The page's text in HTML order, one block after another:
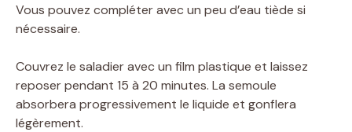
Vous pouvez compléter avec un peu d’eau tiède si
nécessaire.
Couvrez le saladier avec un film plastique et laissez
reposer pendant 15 à 20 minutes. La semoule
absorbera progressivement le liquide et gonflera
légèrement.